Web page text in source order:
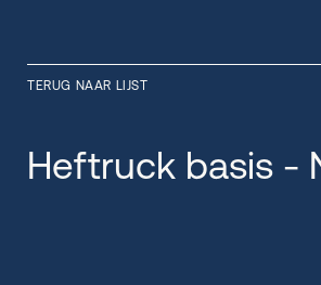
TERUG NAAR LIJST
Heftruck basis -